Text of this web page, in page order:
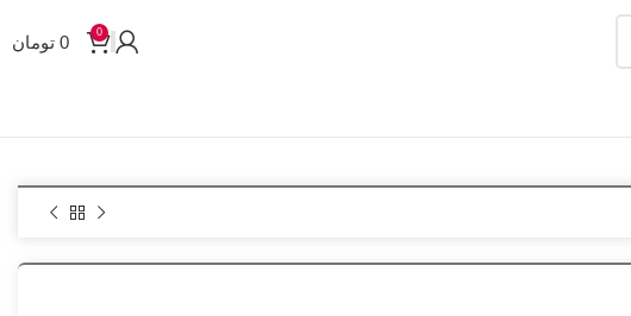
0
0 تومان